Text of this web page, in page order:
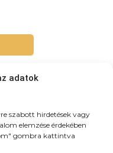
adatok
szabott hirdetések vagy
elemzése érdekében
gombra kattintva
>